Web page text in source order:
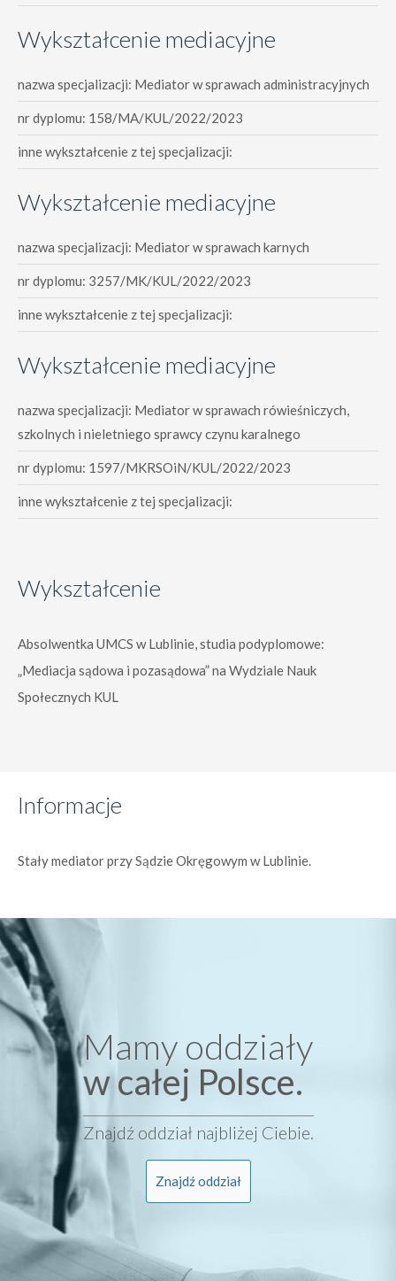
Wykształcenie mediacyjne
nazwa specjalizacji: Mediator w sprawach administracyjnych
nr dyplomu: 158/MA/KUL/2022/2023
inne wykształcenie z tej specjalizacji:
Wykształcenie mediacyjne
nazwa specjalizacji: Mediator w sprawach karnych
nr dyplomu: 3257/MK/KUL/2022/2023
inne wykształcenie z tej specjalizacji:
Wykształcenie mediacyjne
nazwa specjalizacji: Mediator w sprawach rówieśniczych,
szkolnych i nieletniego sprawcy czynu karalnego
nr dyplomu: 1597/MKRSOiN/KUL/2022/2023
inne wykształcenie z tej specjalizacji:
Wykształcenie
Absolwentka UMCS w Lublinie, studia podyplomowe:
„Mediacja sądowa i pozasądowa”na Wydziale Nauk
Społecznych KUL
Informacje
Stały mediator przy Sądzie Okręgowym w Lublinie.
Mamy oddziały
w całej Polsce.
Znajdź oddział najbliżej Ciebie.
Znajdź oddział